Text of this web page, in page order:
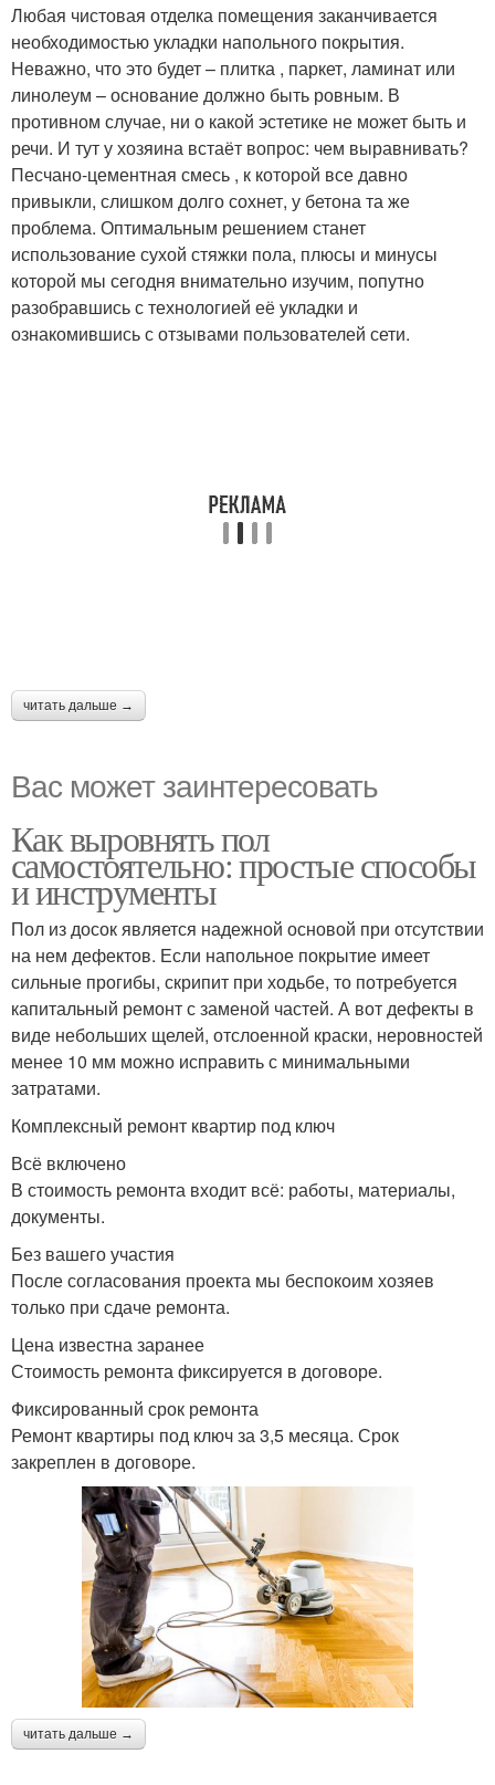
Любая чистовая отделка помещения заканчивается
необходимостью укладки напольного покрытия.
Неважно, что это будет – плитка , паркет, ламинат или
линолеум – основание должно быть ровным. В
противном случае, ни о какой эстетике не может быть и
речи. И тут у хозяина встаёт вопрос: чем выравнивать?
Песчано-цементная смесь , к которой все давно
привыкли, слишком долго сохнет, у бетона та же
проблема. Оптимальным решением станет
использование сухой стяжки пола, плюсы и минусы
которой мы сегодня внимательно изучим, попутно
разобравшись с технологией её укладки и
ознакомившись с отзывами пользователей сети.
читать дальше →
Вас может заинтересовать
Как выровнять пол
самостоятельно: простые способы
и инструменты
Пол из досок является надежной основой при отсутствии
на нем дефектов. Если напольное покрытие имеет
сильные прогибы, скрипит при ходьбе, то потребуется
капитальный ремонт с заменой частей. А вот дефекты в
виде небольших щелей, отслоенной краски, неровностей
менее 10 мм можно исправить с минимальными
затратами.
Комплексный ремонт квартир под ключ
Всё включено
В стоимость ремонта входит всё: работы, материалы,
документы.
Без вашего участия
После согласования проекта мы беспокоим хозяев
только при сдаче ремонта.
Цена известна заранее
Стоимость ремонта фиксируется в договоре.
Фиксированный срок ремонта
Ремонт квартиры под ключ за 3,5 месяца. Срок
закреплен в договоре.
читать дальше →